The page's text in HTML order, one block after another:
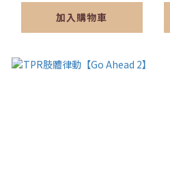
加入購物車